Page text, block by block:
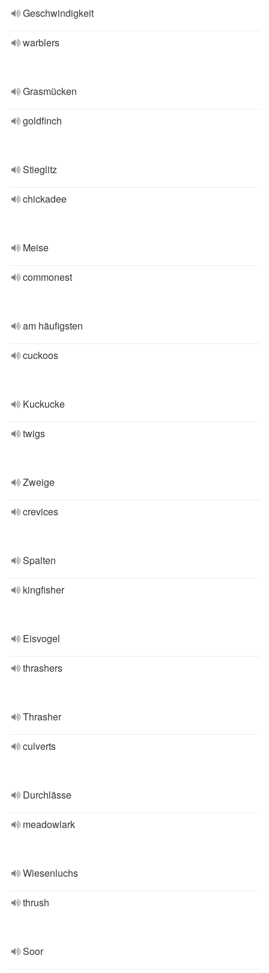
Geschwindigkeit
warblers
Grasmücken
goldfinch
Stieglitz
chickadee
Meise
commonest
am häufigsten
cuckoos
Kuckucke
twigs
Zweige
crevices
Spalten
kingfisher
Eisvogel
thrashers
Thrasher
culverts
Durchlässe
meadowlark
Wiesenluchs
thrush
Soor